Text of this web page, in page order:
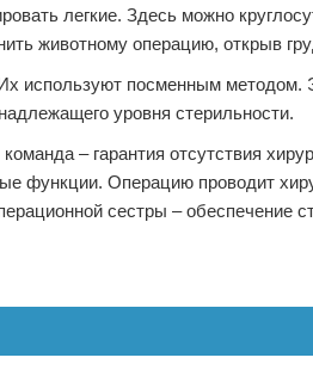
легкие. Здесь можно
животному операцию, открыв
используют посменным методом.
уровня стерильности.
– гарантия отсутствия
функции. Операцию проводит
сестры – обеспечение